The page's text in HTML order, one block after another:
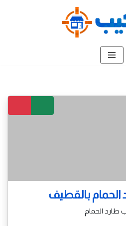
الحمام بالقطيف
طارد الحمام